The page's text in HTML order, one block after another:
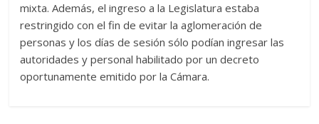
mixta. Además, el ingreso a la Legislatura estaba
restringido con el fin de evitar la aglomeración de
personas y los días de sesión sólo podían ingresar las
autoridades y personal habilitado por un decreto
oportunamente emitido por la Cámara.